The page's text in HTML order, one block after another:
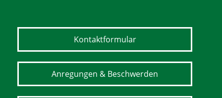
Kontaktformular
Anregungen & Beschwerden